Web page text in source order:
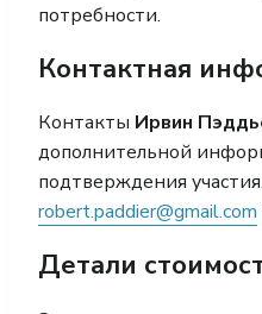
потребности.
Контактная
Контакты Ирвин
дополнительной
подтверждения участия.
robert.paddier@gmail.com
Детали